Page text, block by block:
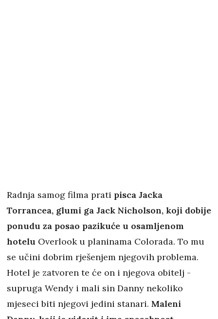
Radnja samog filma prati pisca Jacka
Torrancea, glumi ga Jack Nicholson, koji dobije
ponudu za posao pazikuće u osamljenom
hotelu Overlook u planinama Colorada. To mu
se učini dobrim rješenjem njegovih problema.
Hotel je zatvoren te će on i njegova obitelj -
supruga Wendy i mali sin Danny nekoliko
mjeseci biti njegovi jedini stanari. Maleni